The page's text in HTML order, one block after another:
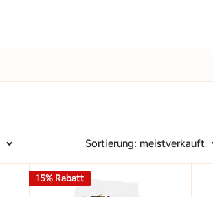
Sortierung: meistverkauft
15% Rabatt